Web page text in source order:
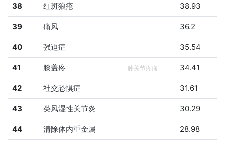
38 红斑狼疮 38.93
39 痛风 36.2
40 强迫症 35.54
41 膝盖疼 膝关节疼痛 34.41
42 社交恐惧症 31.61
43 类风湿性关节炎 30.29
44 清除体内重金属 28.98